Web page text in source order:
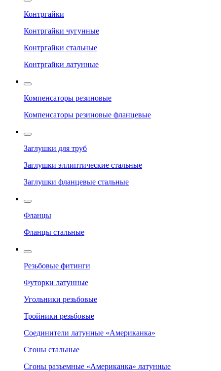
Контргайки
Контргайки чугунные
Контргайки стальные
Контргайки латунные
Компенсаторы резиновые
Компенсаторы резиновые фланцевые
Заглушки для труб
Заглушки эллиптические стальные
Заглушки фланцевые стальные
Фланцы
Фланцы стальные
Резьбовые фитинги
Футорки латунные
Угольники резьбовые
Тройники резьбовые
Соединители латунные «Американка»
Сгоны стальные
Сгоны разъемные «Американка» латунные